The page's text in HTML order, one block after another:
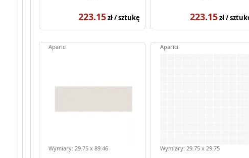
223.15zł / sztukę 223.15zł /
Wymiary: 29.75 x 89.46
Aparici
Wymiary: 29.75 x 29.75
Aparici